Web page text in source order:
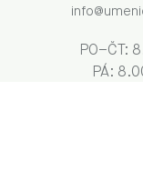
PO–ČT:
​​​PÁ: